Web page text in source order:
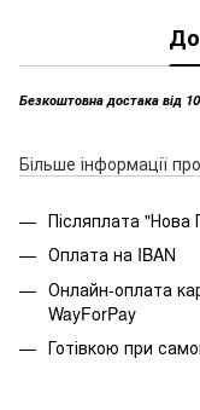
Безкоштовна достака від
Більше інформації
Післяплата "Нова
Оплата на IBAN
Онлайн-оплата
WayForPay
Готівкою при